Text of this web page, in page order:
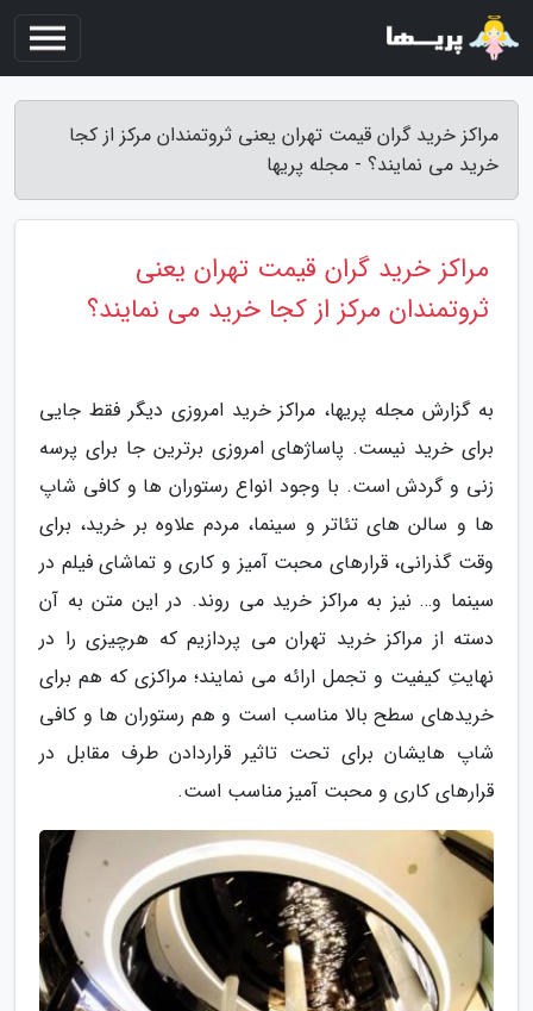
مراکز خرید گران قیمت تهران یعنی ثروتمندان مرکز از کجا
خرید می نمایند؟ - مجله پریها
مراکز خرید گران قیمت تهران یعنی
ثروتمندان مرکز از کجا خرید می نمایند؟
به گزارش مجله پریها، مراکز خرید امروزی دیگر فقط جایی
برای خرید نیست. پاساژهای امروزی برترین جا برای پرسه
زنی و گردش است. با وجود انواع رستوران ها و کافی شاپ
ها و سالن های تئاتر و سینما، مردم علاوه بر خرید، برای
وقت گذرانی، قرارهای محبت آمیز و کاری و تماشای فیلم در
سینما و… نیز به مراکز خرید می روند. در این متن به آن
دسته از مراکز خرید تهران می پردازیم که هرچیزی را در
نهایتِ کیفیت و تجمل ارائه می نمایند؛ مراکزی که هم برای
خریدهای سطح بالا مناسب است و هم رستوران ها و کافی
شاپ هایشان برای تحت تاثیر قراردادن طرف مقابل در
قرارهای کاری و محبت آمیز مناسب است.